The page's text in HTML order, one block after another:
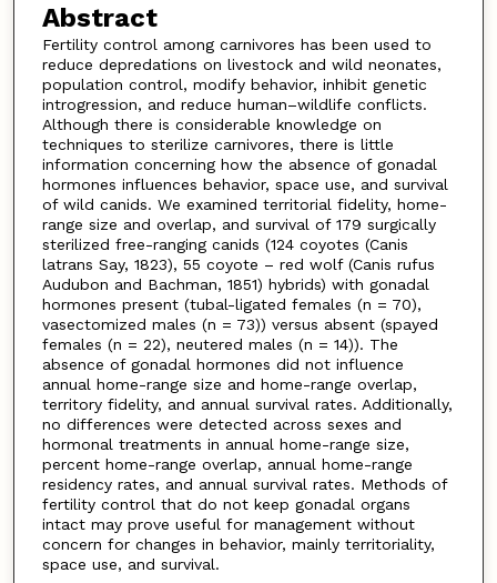
Abstract
Fertility control among carnivores has been used to
reduce depredations on livestock and wild neonates,
population control, modify behavior, inhibit genetic
introgression, and reduce human–wildlife conflicts.
Although there is considerable knowledge on
techniques to sterilize carnivores, there is little
information concerning how the absence of gonadal
hormones influences behavior, space use, and survival
of wild canids. We examined territorial fidelity, home-
range size and overlap, and survival of 179 surgically
sterilized free-ranging canids (124 coyotes (Canis
latrans Say, 1823), 55 coyote – red wolf (Canis rufus
Audubon and Bachman, 1851) hybrids) with gonadal
hormones present (tubal-ligated females (n = 70),
vasectomized males (n = 73)) versus absent (spayed
females (n = 22), neutered males (n = 14)). The
absence of gonadal hormones did not influence
annual home-range size and home-range overlap,
territory fidelity, and annual survival rates. Additionally,
no differences were detected across sexes and
hormonal treatments in annual home-range size,
percent home-range overlap, annual home-range
residency rates, and annual survival rates. Methods of
fertility control that do not keep gonadal organs
intact may prove useful for management without
concern for changes in behavior, mainly territoriality,
space use, and survival.